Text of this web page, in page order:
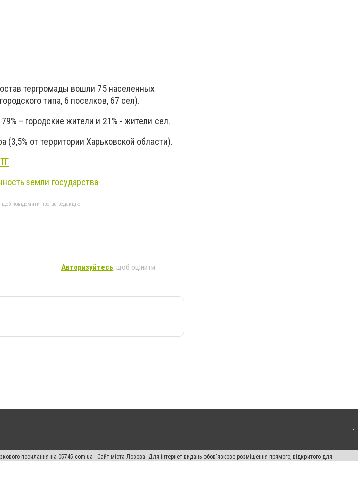
тергромады вошли 75 населенных
типа, 6 поселков, 67 сел).
– городские жители и 21% - жители сел.
от территории Харьковской области).
земли государства
повідомити про це редакцію
Авторизуйтесь, щоб оцінити
посилання на 05745.com.ua - Сайт міста Лозова. Для інтернет-видань обов'язкове розміщення прямого, відкритого для
прав переслідується Законом.